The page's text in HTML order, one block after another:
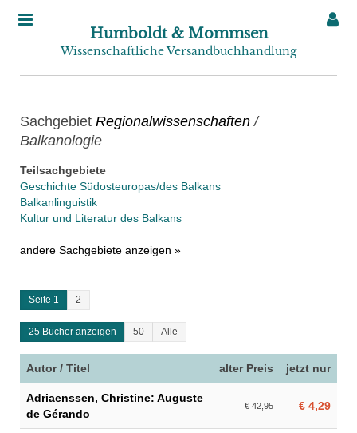
Humboldt & Mommsen
Wissenschaftliche Versandbuchhandlung
Sachgebiet Regionalwissenschaften /
Balkanologie
Teilsachgebiete
Geschichte Südosteuropas/des Balkans
Balkanlinguistik
Kultur und Literatur des Balkans
andere Sachgebiete anzeigen »
Seite 1 2
25 Bücher anzeigen 50 Alle
Autor / Titel alter Preis jetzt nur
Adriaenssen, Christine: Auguste
de Gérando
€ 42,95 € 4,29